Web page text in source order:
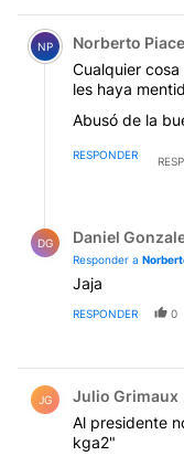
Comentario de
NP Norberto
Cualquier
les haya
Abusó de la
RESPONDER
DG Daniel
Responder a
Jaja
RESPONDER 0
JG Julio Grimaux
Al presidente
kga2"